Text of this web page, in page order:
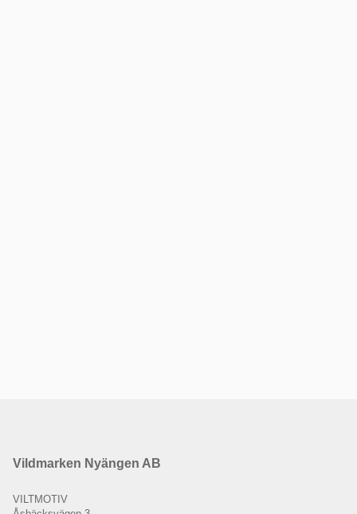
Vildmarken Nyängen AB
VILTMOTIV